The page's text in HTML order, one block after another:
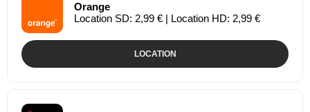
Orange
Location SD: 2,99 € | Location HD: 2,99 €
LOCATION